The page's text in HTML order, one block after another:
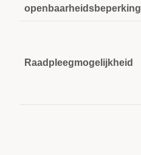
openbaarheidsbeperking
Raadpleegmogelijkheid